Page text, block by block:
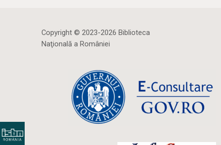
Copyright © 2023-2026 Biblioteca
Naţională a României